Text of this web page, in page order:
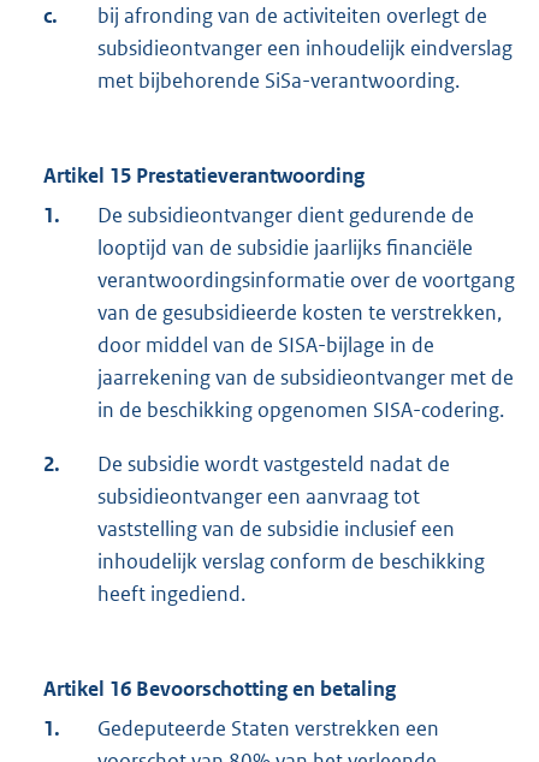
c.
bij afronding van de activiteiten overlegt de
subsidieontvanger een inhoudelijk eindverslag
met bijbehorende SiSa-verantwoording.
Artikel 15 Prestatieverantwoording
1.
De subsidieontvanger dient gedurende de
looptijd van de subsidie jaarlijks financiële
verantwoordingsinformatie over de voortgang
van de gesubsidieerde kosten te verstrekken,
door middel van de SISA-bijlage in de
jaarrekening van de subsidieontvanger met de
in de beschikking opgenomen SISA-codering.
2.
De subsidie wordt vastgesteld nadat de
subsidieontvanger een aanvraag tot
vaststelling van de subsidie inclusief een
inhoudelijk verslag conform de beschikking
heeft ingediend.
Artikel 16 Bevoorschotting en betaling
1.
Gedeputeerde Staten verstrekken een